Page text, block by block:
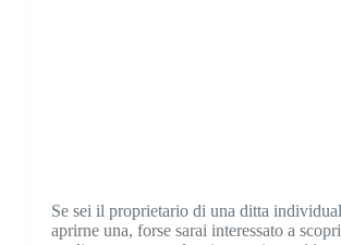
Se sei il proprietario di una ditta
aprirne una, forse sarai interessato a